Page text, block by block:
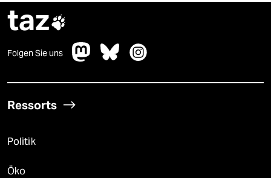
taz
Folgen Sie uns
Ressorts
Politik
Öko